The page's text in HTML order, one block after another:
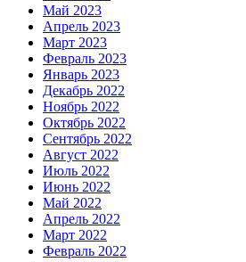
Май 2023
Апрель 2023
Март 2023
Февраль 2023
Январь 2023
Декабрь 2022
Ноябрь 2022
Октябрь 2022
Сентябрь 2022
Август 2022
Июль 2022
Июнь 2022
Май 2022
Апрель 2022
Март 2022
Февраль 2022